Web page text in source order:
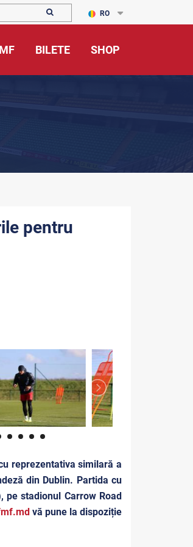
RO
BILETE SHOP
pentru
reprezentativa similară a
din Dublin. Partida cu
pe stadionul Carrow Road
vă pune la dispoziție